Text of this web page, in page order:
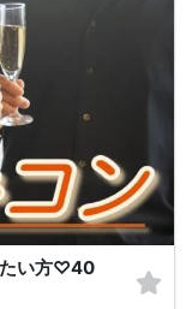
たい方♡40